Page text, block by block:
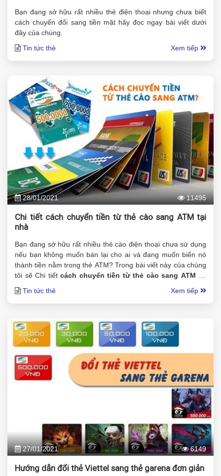
Bạn đang sở hữu rất nhiều thẻ điện thoại nhưng chưa biết
cách chuyển đổi sang tiền mặt hãy đọc ngay bài viết dưới
đây của chúng.
Tin tức thẻ
Xem tiếp
28/01/2021 11495
Chi tiết cách chuyển tiền từ thẻ cào sang ATM tại
nhà
Bạn đang sở hữu rất nhiều thẻ cào điện thoại chưa sử dụng
nếu bạn không muốn bán lại cho ai và đang muốn biến nó
thành tiền nằm trong thẻ ATM? Trong bài viết này của chúng
tôi sẽ Chi tiết cách chuyển tiền từ thẻ cào sang ATM
nhà chỉ với vài bước đơn giản.
Tin tức thẻ Xem tiếp
27/01/2021 6149
Hướng dẫn đổi thẻ Viettel sang thẻ garena đơn giản